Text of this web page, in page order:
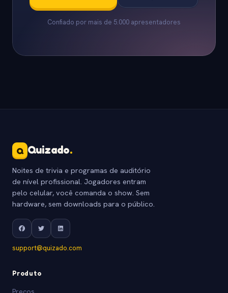
Confiado por mais de 5.000 apresentadores
Q Quizado.
Noites de trivia e programas de auditório
de nível profissional. Jogadores entram
pelo celular, você comanda o show. Sem
hardware, sem downloads para o público.
support@quizado.com
Produto